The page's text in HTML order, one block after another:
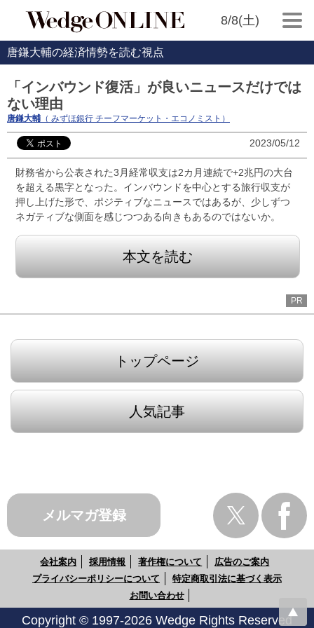
8/8(土)
唐鎌大輔の経済情勢を読む視点
「インバウンド復活」が良いニュースだけでは
ない理由
唐鎌大輔 （ みずほ銀行 チーフマーケット・エコノミスト）
2023/05/12
財務省から公表された3月経常収支は2カ月連続で+2兆円の大台
を超える黒字となった。インバウンドを中心とする旅行収支が
押し上げた形で、ポジティブなニュースではあるが、少しずつ
ネガティブな側面を感じつつある向きもあるのではないか。
本文を読む
PR
トップページ
人気記事
メルマガ登録
会社案内 採用情報 著作権について
広告のご案内
プライバシーポリシーについて
特定商取引法に基づく表示
お問い合わせ
Copyright © 1997-2026 Wedge Rights Reserved